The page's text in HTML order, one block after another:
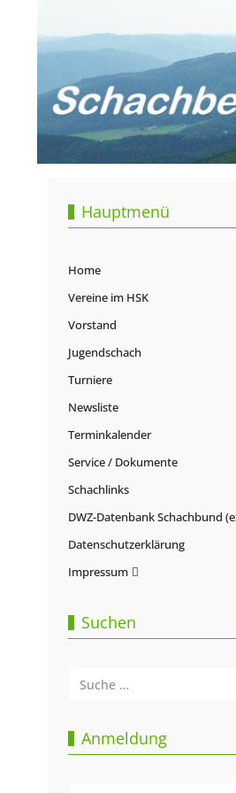
Hauptmenü
Home
Vereine im HSK
Vorstand
Jugendschach
Turniere
Newsliste
Terminkalender
Service / Dokumente
Schachlinks
DWZ-Datenbank Schachbund
Datenschutzerklärung
Impressum
Suchen
Anmeldung